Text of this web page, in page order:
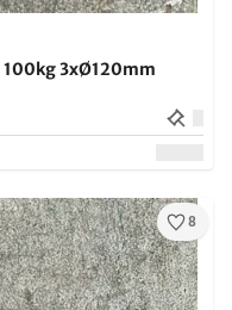
100kg 3xØ120mm
8